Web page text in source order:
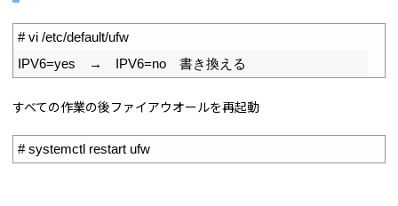
# vi /etc/default/ufw
IPV6=yes → IPV6=no 書き換える
すべての作業の後ファイアウオールを再起動
# systemctl restart ufw